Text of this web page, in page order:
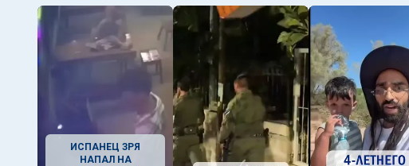
ИСПАНЕЦ ЗРЯ
НАПАЛ НА